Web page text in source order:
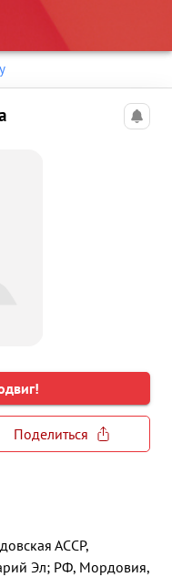
Поделиться
АССР,
Эл; РФ, Мордовия,